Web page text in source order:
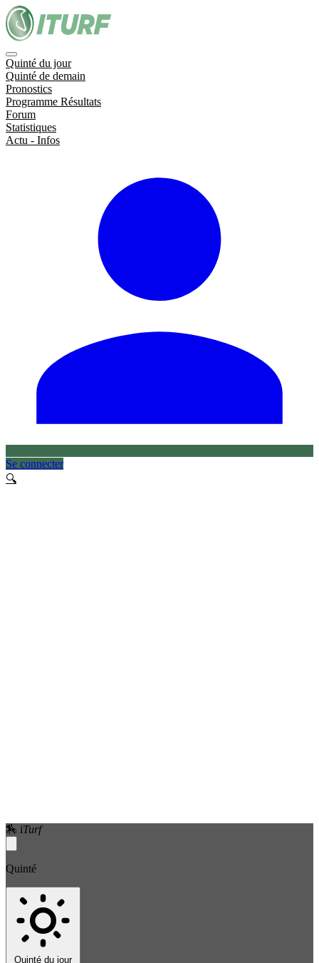
Quinté du jour
Quinté de demain
Pronostics
Programme Résultats
Forum
Statistiques
Actu - Infos
Se connecter
🔍
🏇 iTurf
Quinté
Quinté du jour